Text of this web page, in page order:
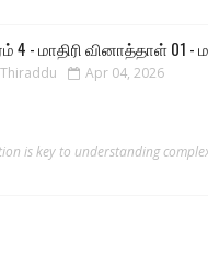
4 - மாதிரி வினாத்தாள் 01 -
Thiraddu Apr 04, 2026
is key to understanding